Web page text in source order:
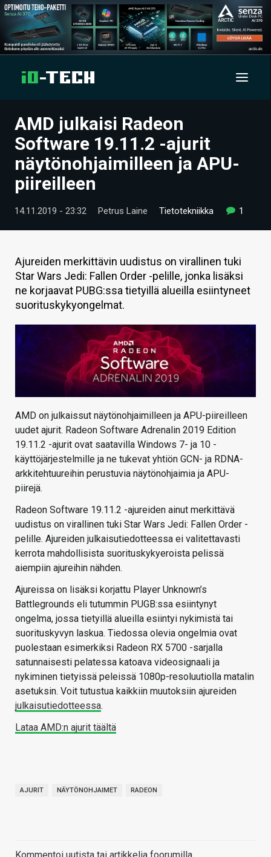
UUTISET
ARTIKKELIT
VIDEOT
TECHBBS
HINTA.FI
KAUPPA
VAIHDA TEEMA
HAKU
AMD julkaisi Radeon
Software 19.11.2 -ajurit
näytönohjaimilleen ja APU-
piireilleen
14.11.2019 - 23:32 Petrus Laine Tietotekniikka 1
Ajureiden merkittävin uudistus on virallinen tuki
Star Wars Jedi: Fallen Order -pelille, jonka lisäksi
ne korjaavat PUBG:ssa tietyillä alueilla esiintyneet
suorituskykyongelmat.
AMD on julkaissut näytönohjaimilleen ja APU-piireilleen
uudet ajurit. Radeon Software Adrenalin 2019 Edition
19.11.2 -ajurit ovat saatavilla Windows 7- ja 10 -
käyttöjärjestelmille ja ne tukevat yhtiön GCN- ja RDNA-
arkkitehtuureihin perustuvia näytönohjaimia ja APU-
piirejä.
Radeon Software 19.11.2 -ajureiden ainut merkittävä
uudistus on virallinen tuki Star Wars Jedi: Fallen Order -
pelille. Ajureiden julkaisutiedotteessa ei valitettavasti
kerrota mahdollisista suorituskykyeroista pelissä
aiempiin ajureihin nähden.
Ajureissa on lisäksi korjattu Player Unknown’s
Battlegrounds eli tutummin PUGB:ssa esiintynyt
ongelma, jossa tietyillä alueilla esiintyi nykimistä tai
suorituskyvyn laskua. Tiedossa olevia ongelmia ovat
puolestaan esimerkiksi Radeon RX 5700 -sarjalla
satunnaisesti pelatessa katoava videosignaali ja
nykiminen tietyissä peleissä 1080p-resoluutiolla matalin
asetuksin. Voit tutustua kaikkiin muutoksiin ajureiden
julkaisutiedotteessa.
Lataa AMD:n ajurit täältä
AJURIT NÄYTÖNOHJAIMET RADEON